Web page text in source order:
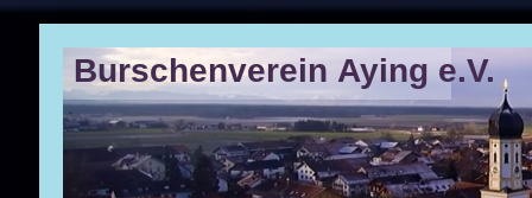
Burschenverein Aying e.V.